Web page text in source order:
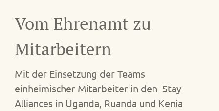
Vom Ehrenamt zu
Mitarbeitern
Mit der Einsetzung der Teams
einheimischer Mitarbeiter in den Stay
Alliances in Uganda, Ruanda und Kenia